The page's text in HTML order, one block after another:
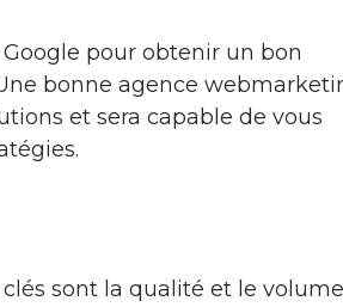
pour obtenir un bon
bonne agence
et sera capable de vous
sont la qualité et le volume